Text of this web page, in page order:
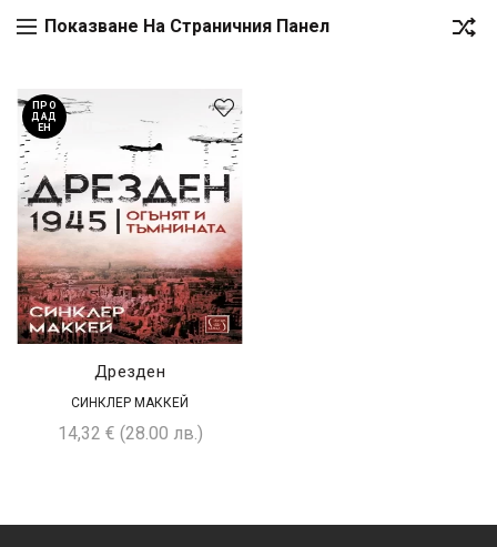
Показване На Страничния Панел
ПРО
ДАД
ЕН
Дрезден
СИНКЛЕР МАККЕЙ
14,32 € (28.00 лв.)